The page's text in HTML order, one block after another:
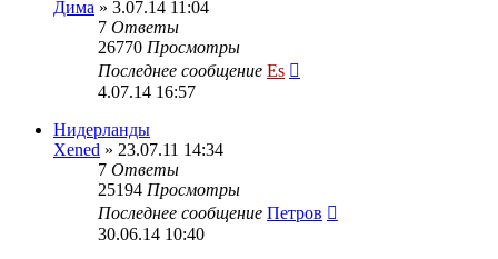
Дима » 3.07.14 11:04
7 Ответы
26770 Просмотры
Последнее сообщение Es
4.07.14 16:57
Нидерланды
Xened » 23.07.11 14:34
7 Ответы
25194 Просмотры
Последнее сообщение Петров
30.06.14 10:40